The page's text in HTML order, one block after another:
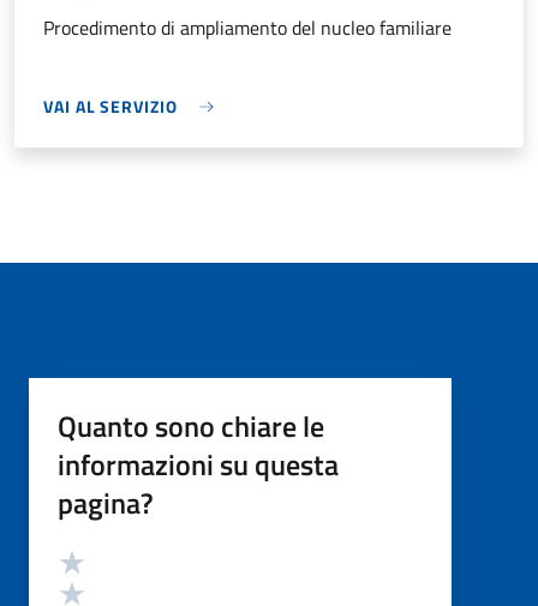
Procedimento di ampliamento del nucleo familiare
VAI AL SERVIZIO
Quanto sono chiare le
informazioni su questa
pagina?
Valutazione